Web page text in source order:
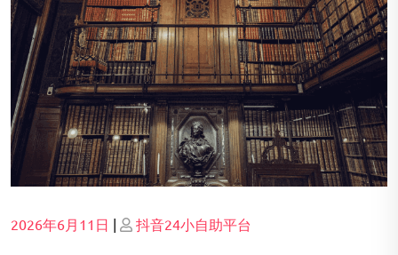
Posted
2026年6月11日 | Posted
抖音24小自助平台